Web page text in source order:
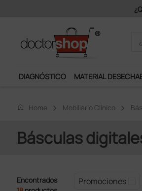
DIAGNÓSTICO MATERIAL
home Home Mobiliario Clínico
Básculas
Encontrados
Promociones